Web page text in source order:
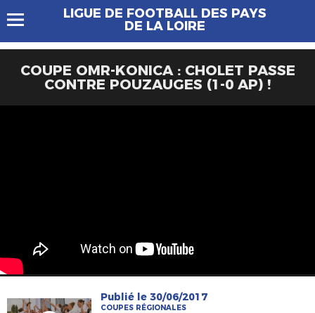
LIGUE DE FOOTBALL DES PAYS
DE LA LOIRE
COUPE OMR-KONICA : CHOLET PASSE
CONTRE POUZAUGES (1-0 AP) !
Publié le 30/06/2017
COUPES RÉGIONALES